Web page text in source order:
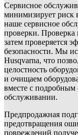
Сервисное
минимизирует риск
наше сервисное
проверки. Проверка
затем проверяется
безопасности. Мы
Husqvarna, что
целостность
и очищаем
вместе с подробным
обслуживании.
Предпродажная
предотвращения
повреждений